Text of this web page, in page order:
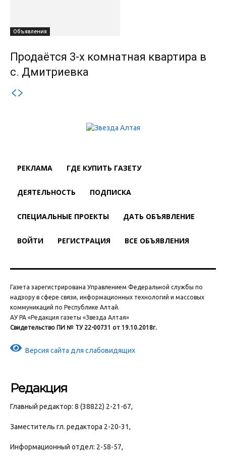
Объявления
Продаётся 3-х комнатная квартира в
с. Дмитриевка
РЕКЛАМА ГДЕ КУПИТЬ ГАЗЕТУ
ДЕЯТЕЛЬНОСТЬ ПОДПИСКА
СПЕЦИАЛЬНЫЕ ПРОЕКТЫ ДАТЬ ОБЪЯВЛЕНИЕ
ВОЙТИ РЕГИСТРАЦИЯ ВСЕ ОБЪЯВЛЕНИЯ
Газета зарегистрирована Управлением Федеральной службы по
надзору в сфере связи, информационных технологий и массовых
коммуникаций по Республике Алтай.
АУ РА «Редакция газеты «Звезда Алтая»
Свидетельство ПИ № ТУ 22-00731 от 19.10.2018г.
Версия сайта для слабовидящих
Редакция
Главный редактор: 8 (38822) 2-21-67,
Заместитель гл. редактора 2-20-31,
Информационный отдел: 2-58-57,